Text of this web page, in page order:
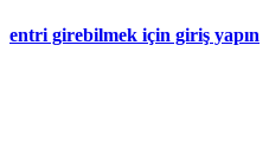
entri girebilmek için giriş yapın